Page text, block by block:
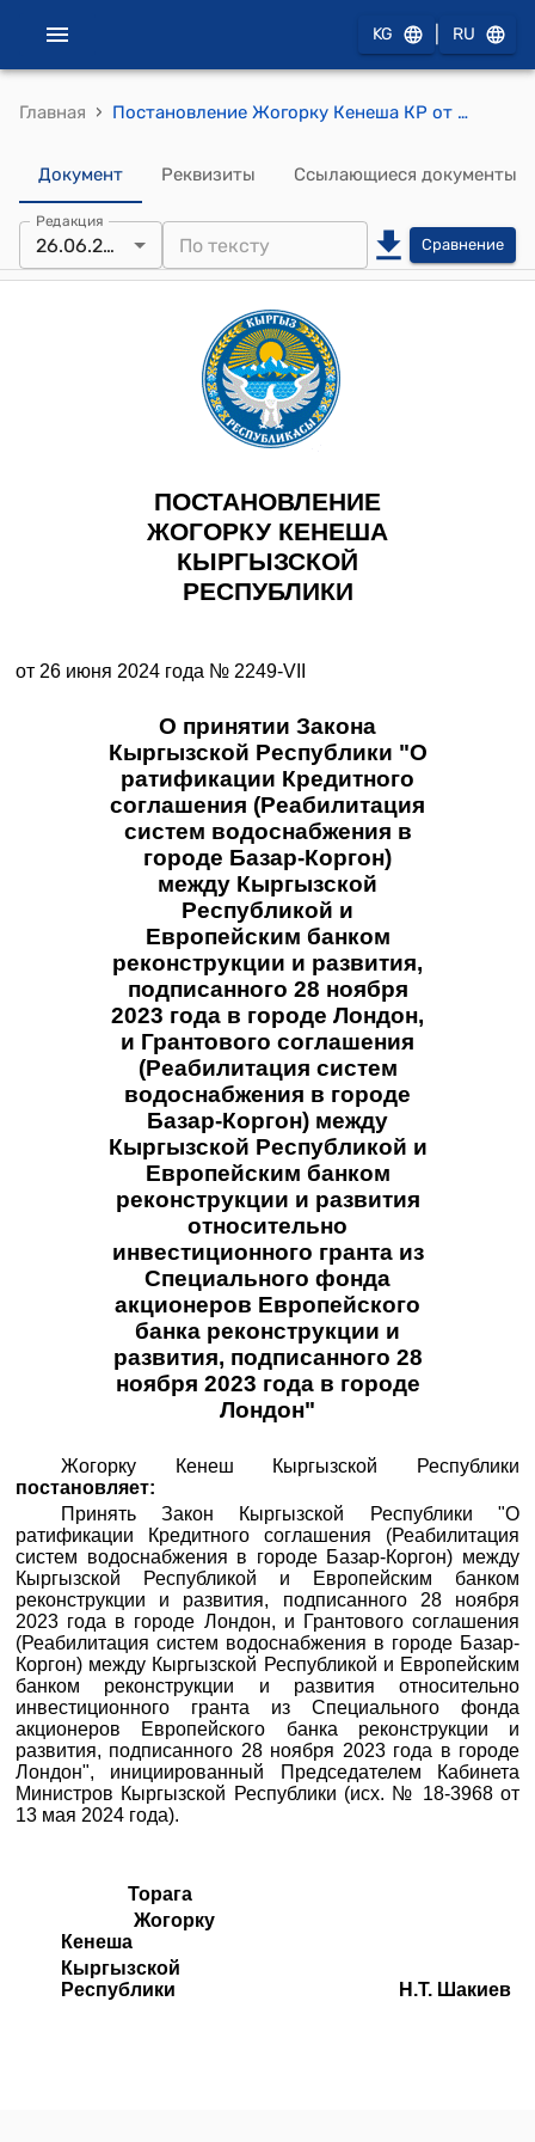
KG RU
Главная › Постановление Жогорку Кенеша КР от 26 июня 2024 года № 2249-VII "О принятии Закона Кыргызской Республики "О ратификации Кредитного соглашения (Реабилитация систем водоснабжения в городе Базар-Коргон) между Кыргызской Республикой и Европейским банком реконструкции и развития, подписанного 28 ноября 2023 года в городе Лондон, и Грантового соглашения (Реабилитация систем водоснабжения в городе Базар-Коргон) между Кыргызской Республикой и Европейским банком реконструкции и развития относительно инвестиционного гранта из Специального фонда акционеров Европейского банка реконструкции и развития, подписанного 28 ноября 2023 года в городе Лондон"
Документ Реквизиты Ссылающиеся документы
Редакция
26.06.2024 Сравнение